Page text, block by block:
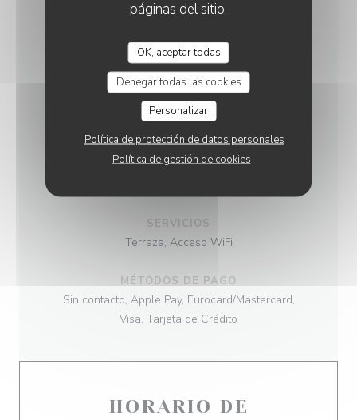
páginas del sitio.
OK, aceptar todas
Denegar todas las cookies
Personalizar
Política de protección de datos personales
Política de gestión de cookies
GENERAL
COCINA
productos frescos, tradicional
Restaurant traditionnel
SERVICIOS
Terraza, Acceso WiFi
MÉTODOS DE PAGO
Sin contacto, Apple Pay, Eurocard/Mastercard,
Visa, Tarjeta de Crédito
HORARIO DE